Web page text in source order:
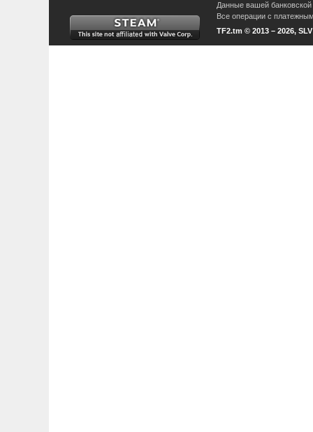
Данные вашей
Все операции с
TF2.tm © 2013 – 2026,